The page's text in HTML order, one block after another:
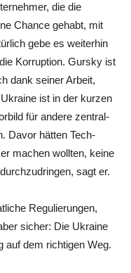
die die
Chance gehabt, mit
gebe es weiterhin
Korruption. Gursky ist
dank seiner Arbeit,
ist in der kurzen
für andere zentral-
Davor hätten Tech-
machen wollten, keine
sagt er.
Regulierungen,
sicher: Die Ukraine
auf dem richtigen Weg.